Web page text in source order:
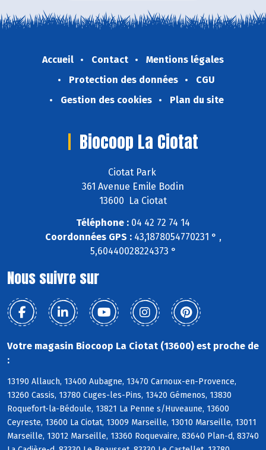
Accueil Contact
Mentions légales
Protection des données
CGU
Gestion des cookies
Plan du site
Biocoop La Ciotat
Ciotat Park
361 Avenue Emile Bodin
13600 La Ciotat
Téléphone : 04 42 72 74 14
Coordonnées GPS :43,1878054770231 ° ,
5,60440028224373 °
Nous suivre sur
Votre magasin Biocoop La Ciotat (13600) est proche de
:
13190 Allauch, 13400 Aubagne, 13470 Carnoux-en-Provence,
13260 Cassis, 13780 Cuges-les-Pins, 13420 Gémenos, 13830
Roquefort-la-Bédoule, 13821 La Penne s/Huveaune, 13600
Ceyreste, 13600 La Ciotat, 13009 Marseille, 13010 Marseille, 13011
Marseille, 13012 Marseille, 13360 Roquevaire, 83640 Plan-d, 83740